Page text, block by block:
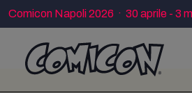
Comicon Napoli 2026 · 30 aprile - 3